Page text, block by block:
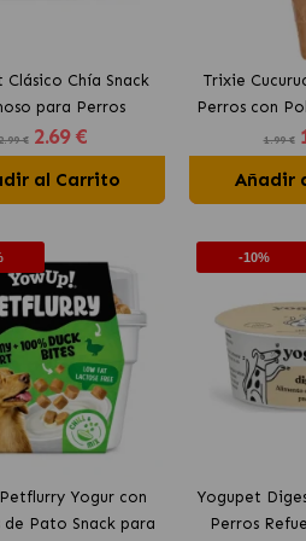
Clásico Chía Snack
para Perros
€ 2.69 €
al Carrito
Trixie
Perros con
1.99 €
Añadir
Yogur con
de Pato Snack para
-10%
Yogupet
Perros